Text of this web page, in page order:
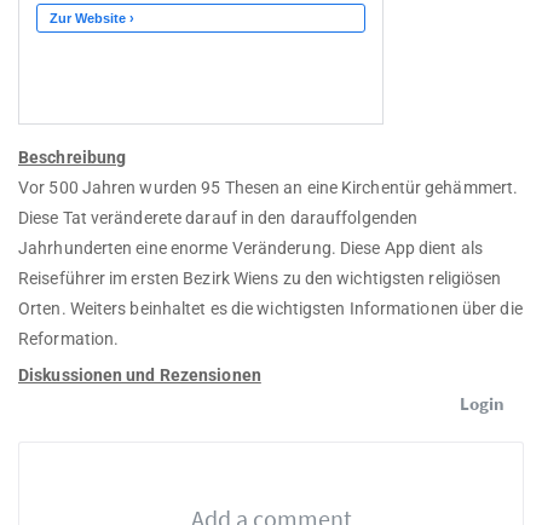
Beschreibung
Vor 500 Jahren wurden 95 Thesen an eine Kirchentür gehämmert.
Diese Tat veränderete darauf in den darauffolgenden
Jahrhunderten eine enorme Veränderung. Diese App dient als
Reiseführer im ersten Bezirk Wiens zu den wichtigsten religiösen
Orten. Weiters beinhaltet es die wichtigsten Informationen über die
Reformation.
Diskussionen und Rezensionen
Login